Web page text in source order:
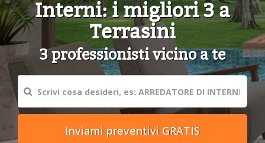
Interni: i migliori 3 a
Terrasini
3 professionisti vicino a te